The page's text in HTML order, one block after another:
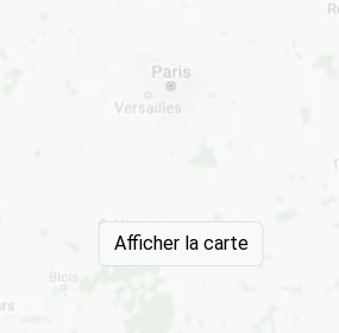
Afficher la carte